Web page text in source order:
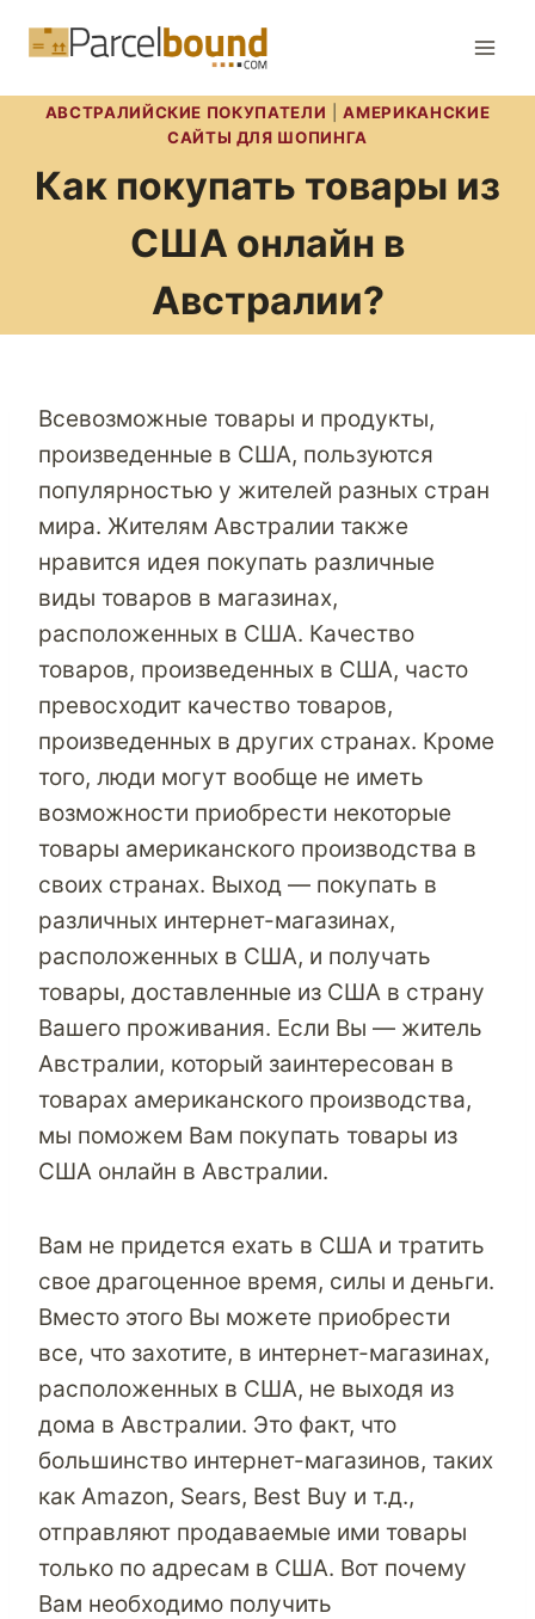
АВСТРАЛИЙСКИЕ ПОКУПАТЕЛИ |АМЕРИКАНСКИЕ
САЙТЫ ДЛЯ ШОПИНГА
Как покупать товары из
США онлайн в
Австралии?
Всевозможные товары и продукты,
произведенные в США, пользуются
популярностью у жителей разных стран
мира. Жителям Австралии также
нравится идея покупать различные
виды товаров в магазинах,
расположенных в США. Качество
товаров, произведенных в США, часто
превосходит качество товаров,
произведенных в других странах. Кроме
того, люди могут вообще не иметь
возможности приобрести некоторые
товары американского производства в
своих странах. Выход — покупать в
различных интернет-магазинах,
расположенных в США, и получать
товары, доставленные из США в страну
Вашего проживания. Если Вы — житель
Австралии, который заинтересован в
товарах американского производства,
мы поможем Вам покупать товары из
США онлайн в Австралии.
Вам не придется ехать в США и тратить
свое драгоценное время, силы и деньги.
Вместо этого Вы можете приобрести
все, что захотите, в интернет-магазинах,
расположенных в США, не выходя из
дома в Австралии. Это факт, что
большинство интернет-магазинов, таких
как Amazon, Sears, Best Buy и т.д.,
отправляют продаваемые ими товары
только по адресам в США. Вот почему
Вам необходимо получить